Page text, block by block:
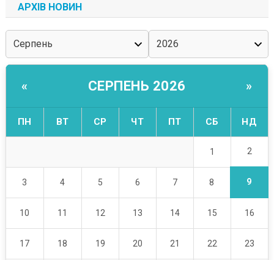
АРХІВ НОВИН
« СЕРПЕНЬ 2026 »
ПН ВТ СР ЧТ ПТ СБ НД
1 2
3 4 5 6 7 8 9
10 11 12 13 14 15 16
17 18 19 20 21 22 23